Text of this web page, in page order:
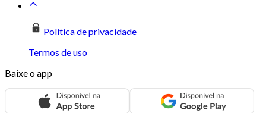
Política de privacidade
Termos de uso
Baixe o app